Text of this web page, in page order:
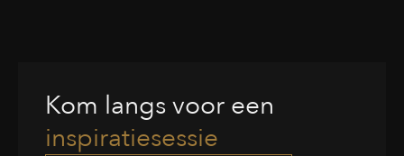
Kom langs voor een
inspiratiesessie